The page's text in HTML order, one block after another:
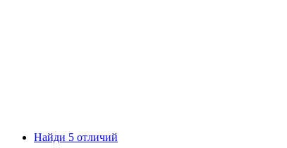
Найди 5 отличий